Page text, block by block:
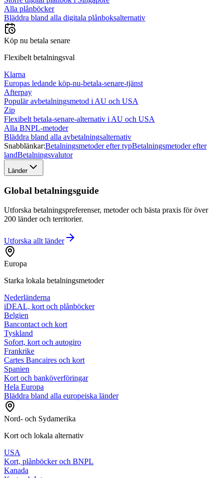
Alla plånböcker
Bläddra bland alla digitala plånboksalternativ
Köp nu betala senare
Flexibelt betalningsval
Klarna
Europas ledande köp-nu-betala-senare-tjänst
Afterpay
Populär avbetalningsmetod i AU och USA
Zip
Flexibelt betala-senare-alternativ i AU och USA
Alla BNPL-metoder
Bläddra bland alla avbetalningsalternativ
Snabblänkar:Betalningsmetoder efter typBetalningsmetoder efter
landBetalningsvalutor
Länder
Global betalningsguide
Utforska betalningspreferenser, metoder och bästa praxis för över
200 länder och territorier.
Utforska allt länder
Europa
Starka lokala betalningsmetoder
Nederländerna
iDEAL, kort och plånböcker
Belgien
Bancontact och kort
Tyskland
Sofort, kort och autogiro
Frankrike
Cartes Bancaires och kort
Spanien
Kort och banköverföringar
Hela Europa
Bläddra bland alla europeiska länder
Nord- och Sydamerika
Kort och lokala alternativ
USA
Kort, plånböcker och BNPL
Kanada